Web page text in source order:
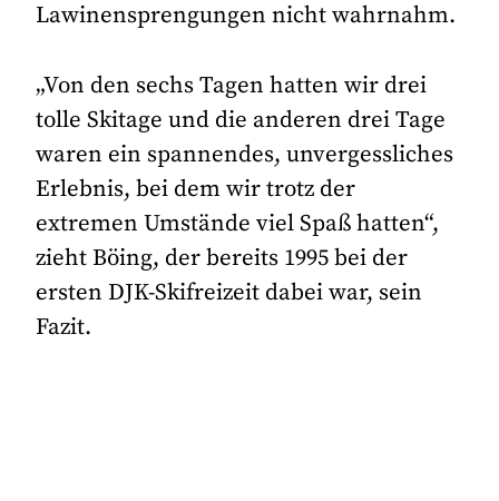
Lawinensprengungen nicht wahrnahm.
„Von den sechs Tagen hatten wir drei
tolle Skitage und die anderen drei Tage
waren ein spannendes, unvergessliches
Erlebnis, bei dem wir trotz der
extremen Umstände viel Spaß hatten“,
zieht Böing, der bereits 1995 bei der
ersten DJK-Skifreizeit dabei war, sein
Fazit.